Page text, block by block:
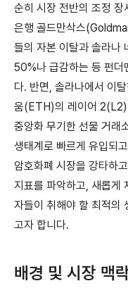
순히 시장 전반의 조정
은행 골드만삭스
들의 자본 이탈과 솔라나
50%나 급감하는 등 펀더
다. 반면, 솔라나에서 이
움(ETH)의 레이어
중앙화 무기한 선물 거
생태계로 빠르게 유입되
암호화폐 시장을 강타하
지표를 파악하고, 새롭게
자들이 취해야 할 최적의
고자 합니다.
배경 및 시장 맥